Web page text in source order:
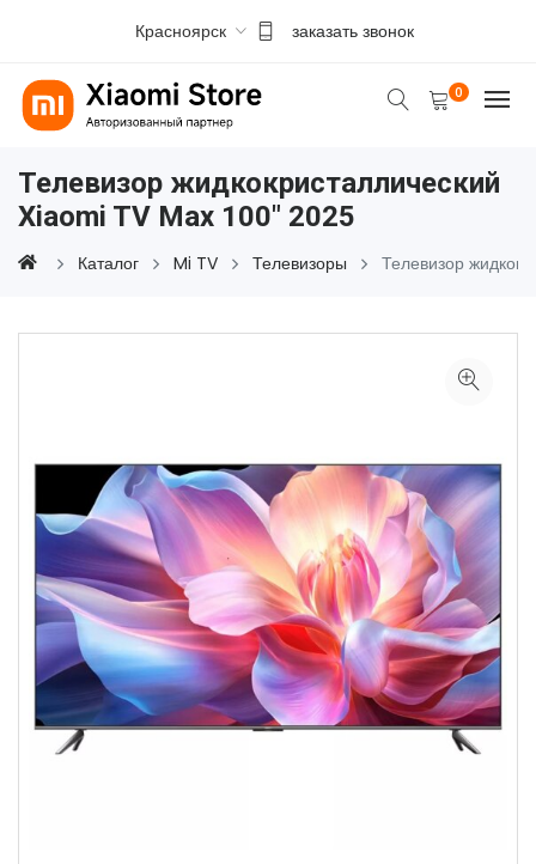
Красноярск заказать звонок
0
Телевизор жидкокристаллический
Xiaomi TV Max 100" 2025
Каталог Mi TV Телевизоры Телевизор